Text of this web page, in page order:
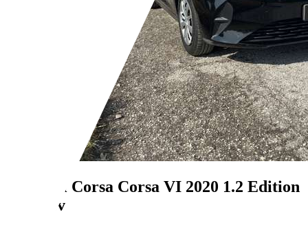
Opel Corsa Corsa VI 2020 1.2 Edition
75cv